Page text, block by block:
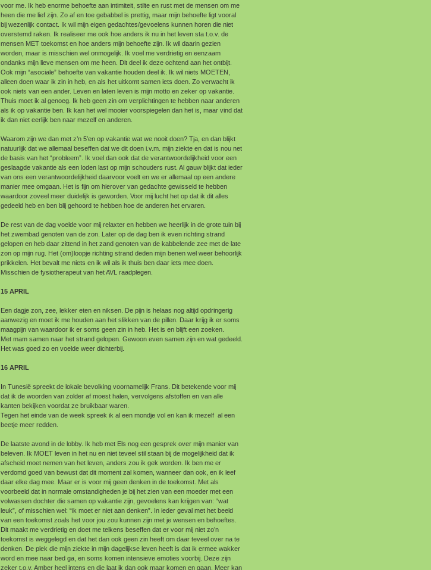
voor me. Ik heb enorme behoefte aan intimiteit, stilte en rust met de mensen om me
heen die me lief zijn. Zo af en toe gebabbel is prettig, maar mijn behoefte ligt vooral
bij wezenlijk contact. Ik wil mijn eigen gedachtes/gevoelens kunnen horen die niet
overstemd raken. Ik realiseer me ook hoe anders ik nu in het leven sta t.o.v. de
mensen MET toekomst en hoe anders mijn behoefte zijn. Ik wil daarin gezien
worden, maar is misschien wel onmogelijk. Ik voel me verdrietig en eenzaam
ondanks mijn lieve mensen om me heen. Dit deel ik deze ochtend aan het ontbijt.
Ook mijn “asociale” behoefte van vakantie houden deel ik. Ik wil niets MOETEN,
alleen doen waar ik zin in heb, en als het uitkomt samen iets doen. Zo verwacht ik
ook niets van een ander. Leven en laten leven is mijn motto en zeker op vakantie.
Thuis moet ik al genoeg. Ik heb geen zin om verplichtingen te hebben naar anderen
als ik op vakantie ben. Ik kan het wel mooier voorspiegelen dan het is, maar vind dat
ik dan niet eerlijk ben naar mezelf en anderen.
Waarom zijn we dan met z’n 5’en op vakantie wat we nooit doen? Tja, en dan blijkt
natuurlijk dat we allemaal beseffen dat we dit doen i.v.m. mijn ziekte en dat is nou net
de basis van het “probleem”. Ik voel dan ook dat de verantwoordelijkheid voor een
geslaagde vakantie als een loden last op mijn schouders rust. Al gauw blijkt dat ieder
van ons een verantwoordelijkheid daarvoor voelt en we er allemaal op een andere
manier mee omgaan. Het is fijn om hierover van gedachte gewisseld te hebben
waardoor zoveel meer duidelijk is geworden. Voor mij lucht het op dat ik dit alles
gedeeld heb en ben blij gehoord te hebben hoe de anderen het ervaren.
De rest van de dag voelde voor mij relaxter en hebben we heerlijk in de grote tuin bij
het zwembad genoten van de zon. Later op de dag ben ik even richting strand
gelopen en heb daar zittend in het zand genoten van de kabbelende zee met de late
zon op mijn rug. Het (om)loopje richting strand deden mijn benen wel weer behoorlijk
prikkelen. Het bevalt me niets en ik wil als ik thuis ben daar iets mee doen.
Misschien de fysiotherapeut van het AVL raadplegen.
15 APRIL
Een dagje zon, zee, lekker eten en niksen. De pijn is helaas nog altijd opdringerig
aanwezig en moet ik me houden aan het slikken van de pillen. Daar krijg ik er soms
maagpijn van waardoor ik er soms geen zin in heb. Het is en blijft een zoeken.
Met mam samen naar het strand gelopen. Gewoon even samen zijn en wat gedeeld.
Het was goed zo en voelde weer dichterbij.
16 APRIL
In Tunesië spreekt de lokale bevolking voornamelijk Frans. Dit betekende voor mij
dat ik de woorden van zolder af moest halen, vervolgens afstoffen en van alle
kanten bekijken voordat ze bruikbaar waren.
Tegen het einde van de week spreek ik al een mondje vol en kan ik mezelf al een
beetje meer redden.
De laatste avond in de lobby. Ik heb met Els nog een gesprek over mijn manier van
beleven. Ik MOET leven in het nu en niet teveel stil staan bij de mogelijkheid dat ik
afscheid moet nemen van het leven, anders zou ik gek worden. Ik ben me er
verdomd goed van bewust dat dit moment zal komen, wanneer dan ook, en ik leef
daar elke dag mee. Maar er is voor mij geen denken in de toekomst. Met als
voorbeeld dat in normale omstandigheden je bij het zien van een moeder met een
volwassen dochter die samen op vakantie zijn, gevoelens kan krijgen van: “wat
leuk”, of misschien wel: “ik moet er niet aan denken”. In ieder geval met het beeld
van een toekomst zoals het voor jou zou kunnen zijn met je wensen en behoeftes.
Dit maakt me verdrietig en doet me telkens beseffen dat er voor mij niet zo’n
toekomst is weggelegd en dat het dan ook geen zin heeft om daar teveel over na te
denken. De plek die mijn ziekte in mijn dagelijkse leven heeft is dat ik ermee wakker
word en mee naar bed ga, en soms komen intensieve emoties voorbij. Deze zijn
zeker t.o.v. Amber heel intens en die laat ik dan ook maar komen en gaan. Meer kan